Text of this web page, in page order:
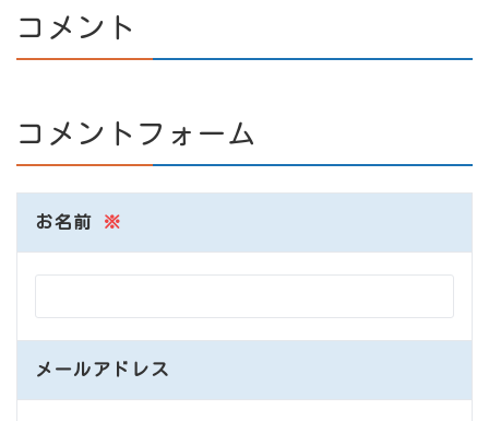
コメント
コメントフォーム
お名前 ※
メールアドレス